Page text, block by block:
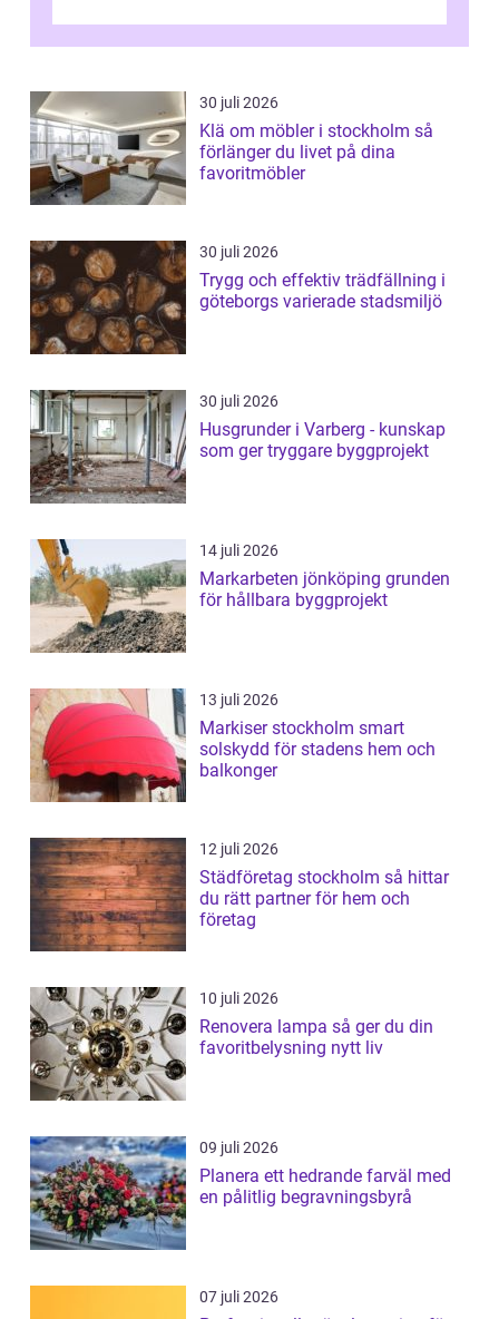
30 juli 2026
Klä om möbler i stockholm så
förlänger du livet på dina
favoritmöbler
30 juli 2026
Trygg och effektiv trädfällning i
göteborgs varierade stadsmiljö
30 juli 2026
Husgrunder i Varberg - kunskap
som ger tryggare byggprojekt
14 juli 2026
Markarbeten jönköping grunden
för hållbara byggprojekt
13 juli 2026
Markiser stockholm smart
solskydd för stadens hem och
balkonger
12 juli 2026
Städföretag stockholm så hittar
du rätt partner för hem och
företag
10 juli 2026
Renovera lampa så ger du din
favoritbelysning nytt liv
09 juli 2026
Planera ett hedrande farväl med
en pålitlig begravningsbyrå
07 juli 2026